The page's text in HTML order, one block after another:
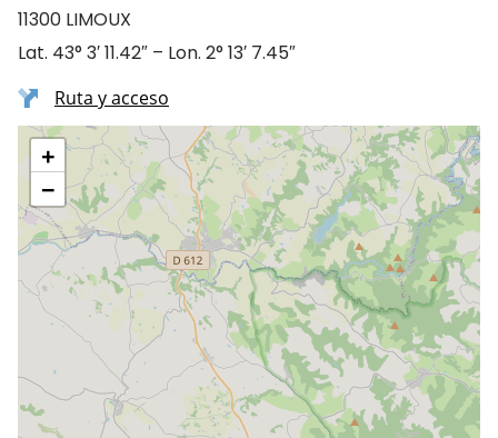
11300 LIMOUX
Lat. 43° 3′ 11.42″ – Lon. 2° 13′ 7.45″
Ruta y acceso
+
−